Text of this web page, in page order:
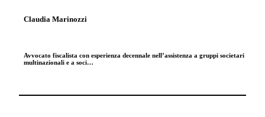
Claudia Marinozzi
Avvocato fiscalista con esperienza decennale nell’assistenza a gruppi societari
multinazionali e a soci…